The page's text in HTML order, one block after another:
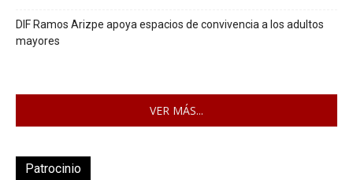
DIF Ramos Arizpe apoya espacios de convivencia a los adultos
mayores
VER MÁS...
Patrocinio